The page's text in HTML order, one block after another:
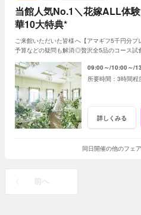
当館人気No.1＼花嫁ALL体
華10大特典*
ご来館いただいた皆様へ【アマギフ5千円分
予算などの疑問も解消◎贅沢全5品のコース試
09:00～ 10:00～
3時間程
詳しくみる
同日開催の他のフェ
前へ